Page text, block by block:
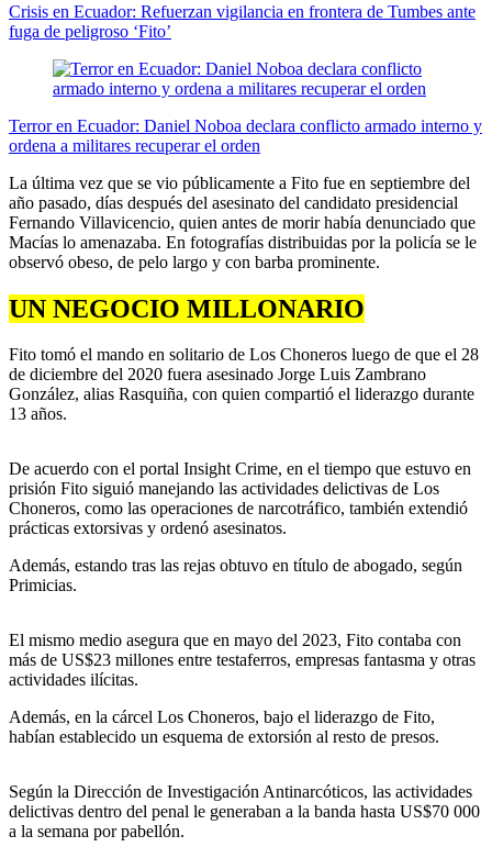
Crisis en Ecuador: Refuerzan vigilancia en frontera de Tumbes ante
fuga de peligroso ‘Fito’
Terror en Ecuador: Daniel Noboa declara conflicto armado interno y
ordena a militares recuperar el orden
La última vez que se vio públicamente a Fito fue en septiembre del
año pasado, días después del asesinato del candidato presidencial
Fernando Villavicencio, quien antes de morir había denunciado que
Macías lo amenazaba. En fotografías distribuidas por la policía se le
observó obeso, de pelo largo y con barba prominente.
UN NEGOCIO MILLONARIO
Fito tomó el mando en solitario de Los Choneros luego de que el 28
de diciembre del 2020 fuera asesinado Jorge Luis Zambrano
González, alias Rasquiña, con quien compartió el liderazgo durante
13 años.
De acuerdo con el portal Insight Crime, en el tiempo que estuvo en
prisión Fito siguió manejando las actividades delictivas de Los
Choneros, como las operaciones de narcotráfico, también extendió
prácticas extorsivas y ordenó asesinatos.
Además, estando tras las rejas obtuvo en título de abogado, según
Primicias.
El mismo medio asegura que en mayo del 2023, Fito contaba con
más de US$23 millones entre testaferros, empresas fantasma y otras
actividades ilícitas.
Además, en la cárcel Los Choneros, bajo el liderazgo de Fito,
habían establecido un esquema de extorsión al resto de presos.
Según la Dirección de Investigación Antinarcóticos, las actividades
delictivas dentro del penal le generaban a la banda hasta US$70 000
a la semana por pabellón.